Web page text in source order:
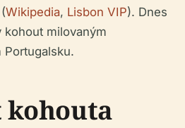
Wikipedia, Lisbon VIP). Dnes
kohout milovaným
kohouta